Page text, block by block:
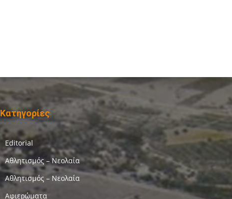
Κατηγορίες
Editorial
Αθλητισμός – Νεολαία
Αθλητισμός – Νεολαία
Αφιερώματα